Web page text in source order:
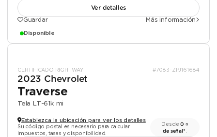
Ver detalles
Guardar
Más información
Disponible
CERTIFICADO RIGHTWAY #7083-ZPJ161684
2023 Chevrolet
Traverse
Tela LT-61k mi
Establezca la ubicación para ver los detalles
Su código postal es necesario para calcular
impuestos, tasas y disponibilidad.
Desde0 ¤
de señal*